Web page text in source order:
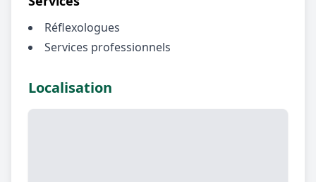
Réflexologues
Services professionnels
Localisation